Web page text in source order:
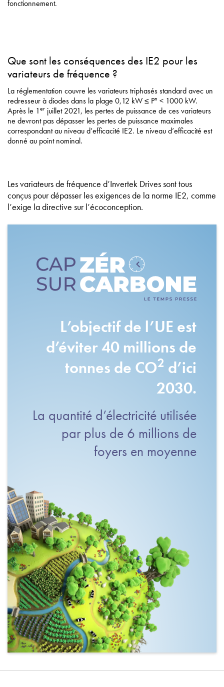
fonctionnement.
Que sont les conséquences des IE2 pour les
variateurs de fréquence ?
La réglementation couvre les variateurs triphasés standard avec un
redresseur à diodes dans la plage 0,12 kW ≤ Pn < 1000 kW.
Après le 1er juillet 2021, les pertes de puissance de ces variateurs
ne devront pas dépasser les pertes de puissance maximales
correspondant au niveau d’efficacité IE2. Le niveau d’efficacité est
donné au point nominal.
Les variateurs de fréquence d’Invertek Drives sont tous
conçus pour dépasser les exigences de la norme IE2, comme
l’exige la directive sur l’écoconception.
L’objectif de l’UE est
d’éviter 40 millions de
tonnes de CO2 d’ici
2030.
La quantité d’électricité utilisée
par plus de 6 millions de
foyers en moyenne